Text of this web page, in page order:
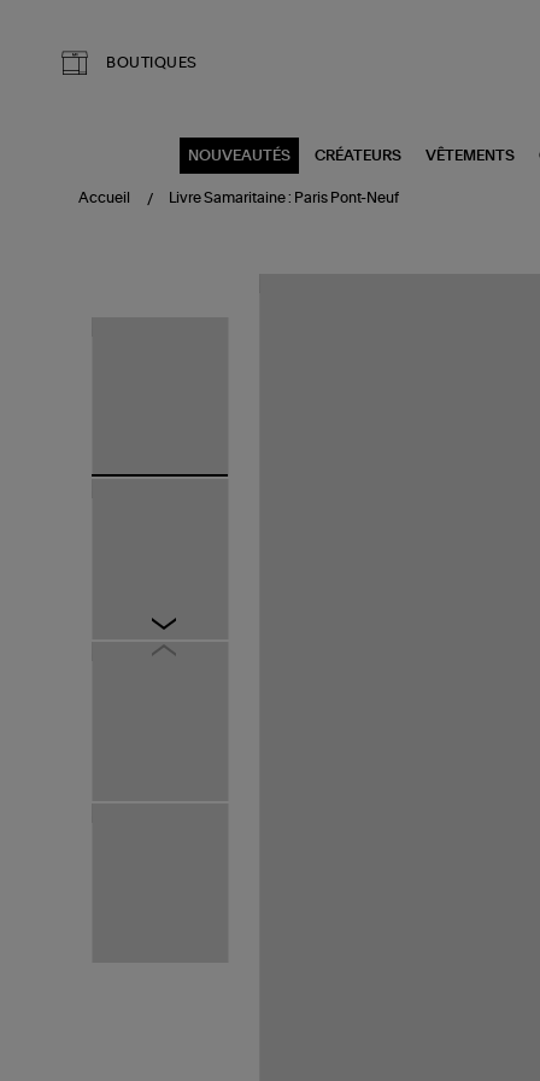
BOUTIQUES
NOUVEAUTÉS CRÉATEURS VÊTEMENTS
Accueil Livre Samaritaine : Paris Pont-Neuf